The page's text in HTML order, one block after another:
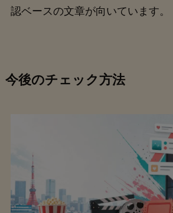
認ベースの文章が向いています。
今後のチェック方法